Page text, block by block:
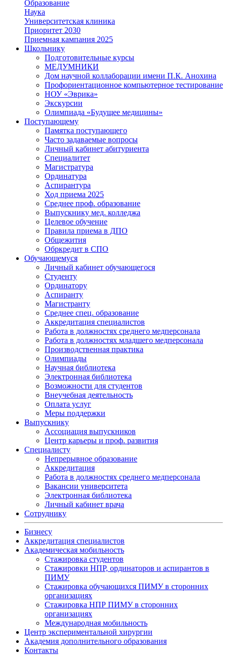
Образование
Наука
Университетская клиника
Приоритет 2030
Приемная кампания 2025
Школьнику
Подготовительные курсы
МЕДУМНИКИ
Дом научной коллаборации имени П.К. Анохина
Профориентационное компьютерное тестирование
НОУ «Эврика»
Экскурсии
Олимпиада «Будущее медицины»
Поступающему
Памятка поступающего
Часто задаваемые вопросы
Личный кабинет абитуриента
Специалитет
Магистратура
Ординатура
Аспирантура
Ход приема 2025
Среднее проф. образование
Выпускнику мед. колледжа
Целевое обучение
Правила приема в ДПО
Общежития
Обркредит в СПО
Обучающемуся
Личный кабинет обучающегося
Студенту
Ординатору
Аспиранту
Магистранту
Среднее спец. образование
Аккредитация специалистов
Работа в должностях среднего медперсонала
Работа в должностях младшего медперсонала
Производственная практика
Олимпиады
Научная библиотека
Электронная библиотека
Возможности для студентов
Внеучебная деятельность
Оплата услуг
Меры поддержки
Выпускнику
Ассоциация выпускников
Центр карьеры и проф. развития
Специалисту
Непрерывное образование
Аккредитация
Работа в должностях среднего медперсонала
Вакансии университета
Электронная библиотека
Личный кабинет врача
Сотруднику
Бизнесу
Аккредитация специалистов
Академическая мобильность
Стажировка студентов
Стажировки НПР, ординаторов и аспирантов в
ПИМУ
Стажировка обучающихся ПИМУ в сторонних
организациях
Стажировка НПР ПИМУ в сторонних
организациях
Международная мобильность
Центр экспериментальной хирургии
Академия дополнительного образования
Контакты